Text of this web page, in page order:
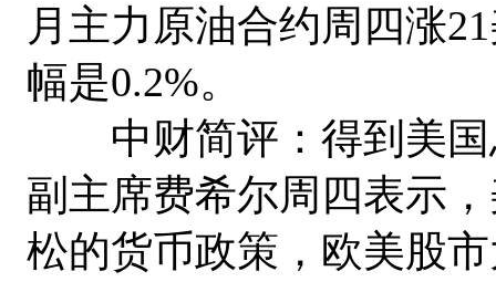
月主力原油合约周四涨
幅是0.2%。
中财简评：得到美国
副主席费希尔周四表示
松的货币政策，欧美股